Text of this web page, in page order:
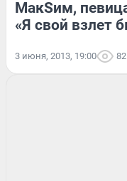
МакSим,
«Я свой взлет
3 июня, 2013, 19:00